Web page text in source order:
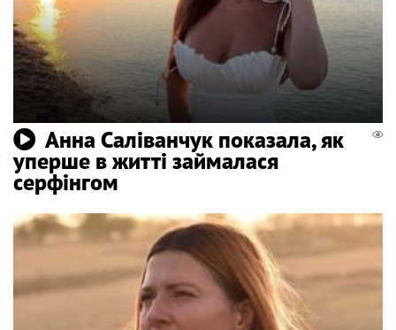
Анна Саліванчук показала, як
уперше в житті займалася
серфінгом